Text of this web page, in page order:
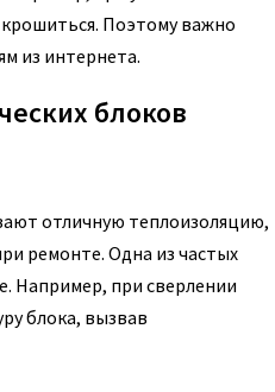
крошиться. Поэтому важно
из интернета.
блоков
отличную теплоизоляцию,
ремонте. Одна из частых
Например, при сверлении
блока, вызвав